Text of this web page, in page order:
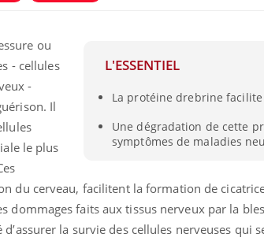
L'ESSENTIEL
La protéine drebrine
Une dégradation de cette
symptômes de maladies
ou
- cellules
-
Il
le plus
du cerveau, facilitent la formation de
dommages faits aux tissus nerveux par la
la survie des cellules nerveuses qui